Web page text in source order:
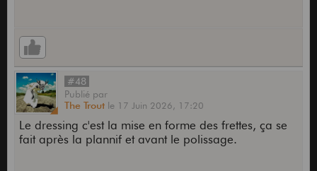
#48
Publié par
The Trout le 17 Juin 2026, 17:20
Le dressing c'est la mise en forme des frettes, ça se
fait après la plannif et avant le polissage.